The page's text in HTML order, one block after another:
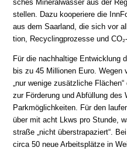
sches Mi­ne­ral­wasser aus der
stel­len. Dazu ko­ope­rie­re die
aus dem Saarland, die sich vor
tion, Recycling­pro­zes­se und
Für die nachhaltige Entwicklung
bis zu 45 Mil­lio­nen Euro. Wegen
„nur we­ni­ge zu­sätz­li­che
zur För­de­rung und Ab­fül­lung
Park­mög­lich­kei­ten. Für den
über mit acht Lkws pro Stunde,
straße „nicht über­stra­pa­ziert“.
circa 50 neue Ar­beits­plätze in